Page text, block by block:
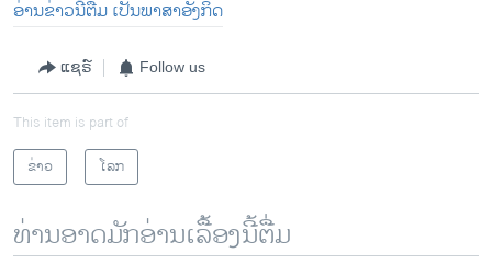
ອ່ານຂ່າວນີ້ຕື່ມ ເປັນພາສາອັງກິດ
ແຊຣ໌ Follow us
This item is part of
ຂ່າວ
ໂລກ
ທ່ານອາດມັກອ່ານເລື້ອງນີ້ຕື່ມ